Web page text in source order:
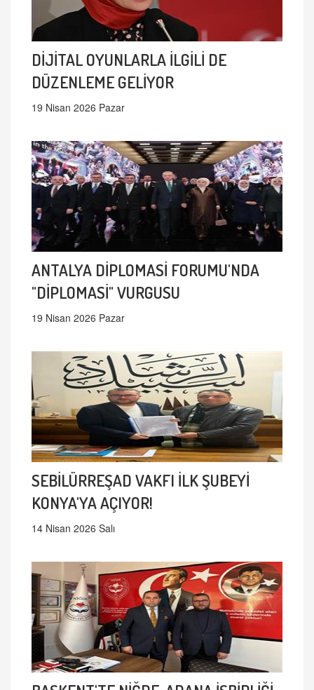
DİJİTAL OYUNLARLA İLGİLİ DE
DÜZENLEME GELİYOR
19 Nisan 2026 Pazar
ANTALYA DİPLOMASİ FORUMU'NDA
"DİPLOMASİ" VURGUSU
19 Nisan 2026 Pazar
SEBİLÜRREŞAD VAKFI İLK ŞUBEYİ
KONYA'YA AÇIYOR!
14 Nisan 2026 Salı